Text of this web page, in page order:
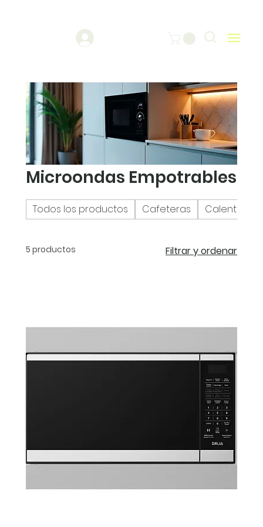
Microondas Empotrables
Todos los productos Cafeteras
5 productos Filtrar y ordenar